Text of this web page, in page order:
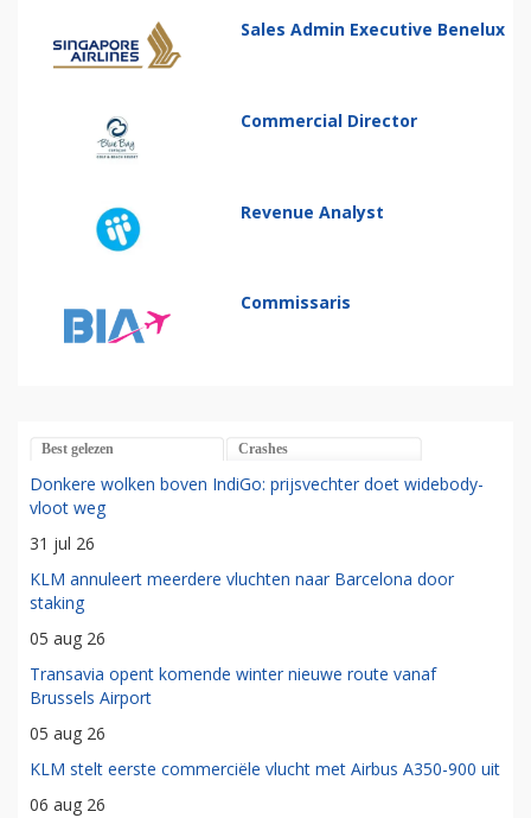
Sales Admin Executive Benelux
Commercial Director
Revenue Analyst
Commissaris
Best gelezen Crashes
Donkere wolken boven IndiGo: prijsvechter doet widebody-
vloot weg
31 jul 26
KLM annuleert meerdere vluchten naar Barcelona door
staking
05 aug 26
Transavia opent komende winter nieuwe route vanaf
Brussels Airport
05 aug 26
KLM stelt eerste commerciële vlucht met Airbus A350-900 uit
06 aug 26